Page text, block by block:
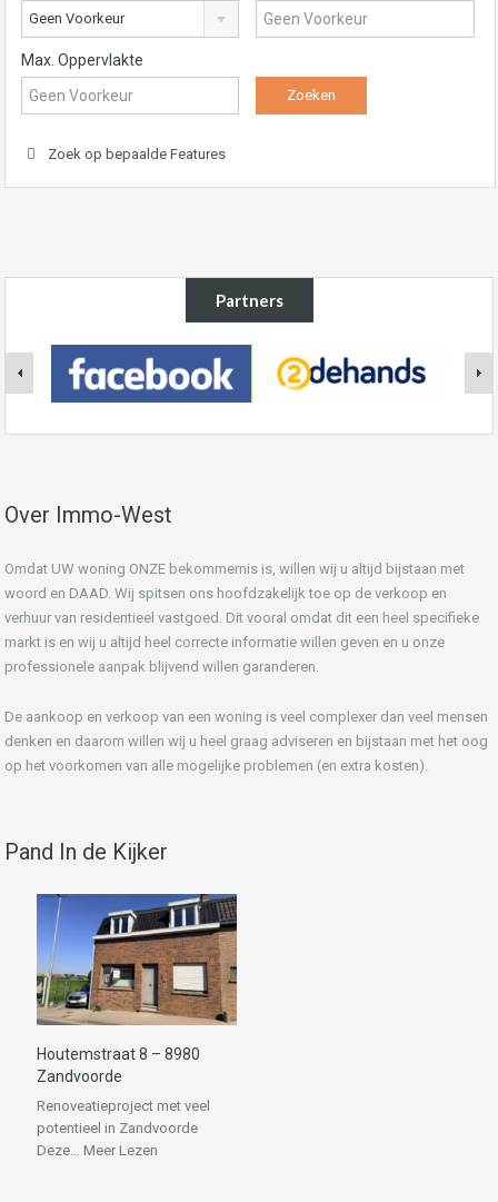
Geen Voorkeur
Max. Oppervlakte
Zoek op bepaalde Features
Partners
Over Immo-West
Omdat UW woning ONZE bekommernis is, willen wij u altijd bijstaan met
woord en DAAD. Wij spitsen ons hoofdzakelijk toe op de verkoop en
verhuur van residentieel vastgoed. Dit vooral omdat dit een heel specifieke
markt is en wij u altijd heel correcte informatie willen geven en u onze
professionele aanpak blijvend willen garanderen.
De aankoop en verkoop van een woning is veel complexer dan veel mensen
denken en daarom willen wij u heel graag adviseren en bijstaan met het oog
op het voorkomen van alle mogelijke problemen (en extra kosten).
Pand In de Kijker
Houtemstraat 8 – 8980
Zandvoorde
Renoveatieproject met veel
potentieel in Zandvoorde
Deze… Meer Lezen